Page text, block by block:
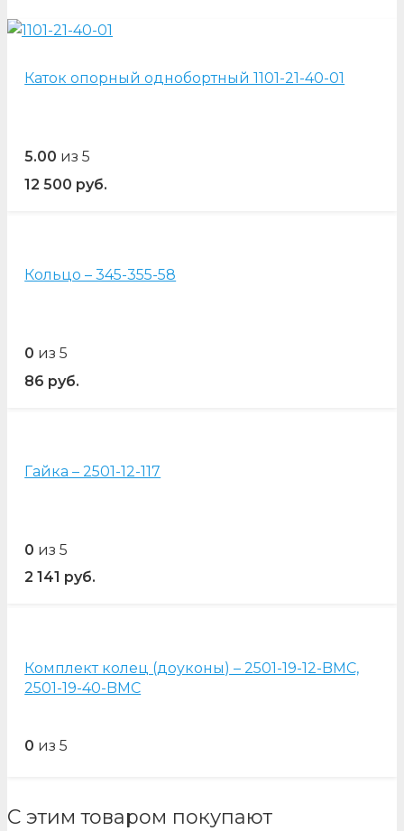
Каток опорный однобортный 1101-21-40-01
5.00 из 5
12 500 руб.
Кольцо – 345-355-58
0 из 5
86 руб.
Гайка – 2501-12-117
0 из 5
2 141 руб.
Комплект колец (доуконы) – 2501-19-12-BMC,
2501-19-40-BMC
0 из 5
С этим товаром покупают